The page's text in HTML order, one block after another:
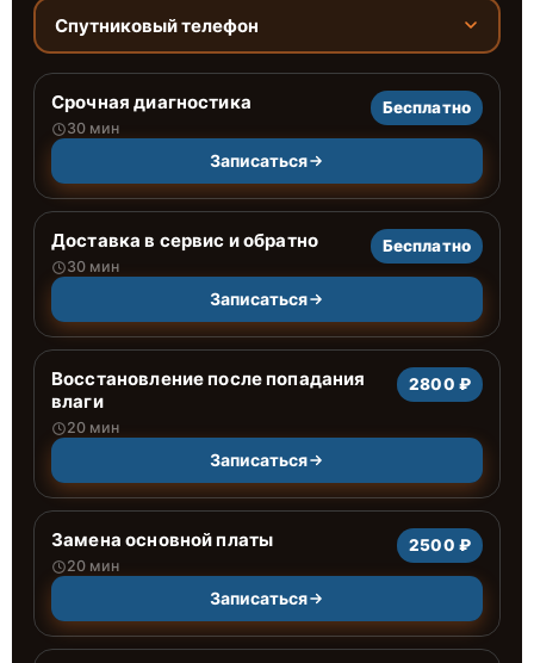
Спутниковый телефон
Срочная диагностика
30 мин
Бесплатно
Записаться
Доставка в сервис и обратно
30 мин
Бесплатно
Записаться
Восстановление после попадания
влаги
20 мин
2800 ₽
Записаться
Замена основной платы
20 мин
2500 ₽
Записаться